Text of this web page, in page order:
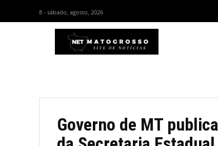
8 - sábado, agosto, 2026
Governo de MT